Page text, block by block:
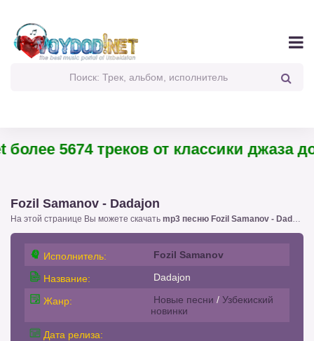
5674 треков от классики джаза до
Fozil Samanov - Dadajon
На этой странице Вы можете скачать mp3 песню Fozil Samanov - Dadajon
Исполнитель: Fozil Samanov
Название: Dadajon
Жанр: Новые песни / Узбекиский
новинки
Дата релиза: